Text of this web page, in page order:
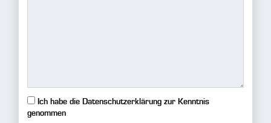
Ich habe die Datenschutzerklärung zur Kenntnis
genommen